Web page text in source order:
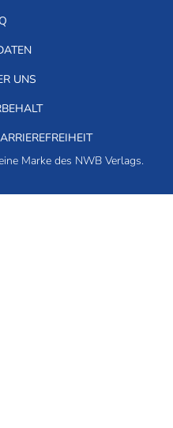
Marke des NWB Verlags.
UNS